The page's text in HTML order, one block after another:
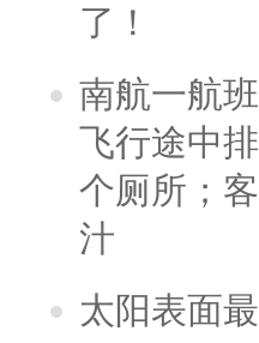
了！
南航一航
飞行途中
个厕所；
汁
太阳表面